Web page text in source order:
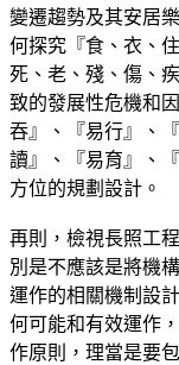
變遷趨勢及其安居
何探究『食、衣、
死、老、殘、傷、
致的發展性危機和
吞』、『易行』、
讀』、『易育』、
方位的規劃設計。
再則，檢視長照工
別是不應該是將機
運作的相關機制設
何可能和有效運作
作原則，理當是要